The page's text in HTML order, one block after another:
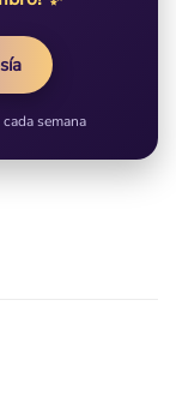
semana